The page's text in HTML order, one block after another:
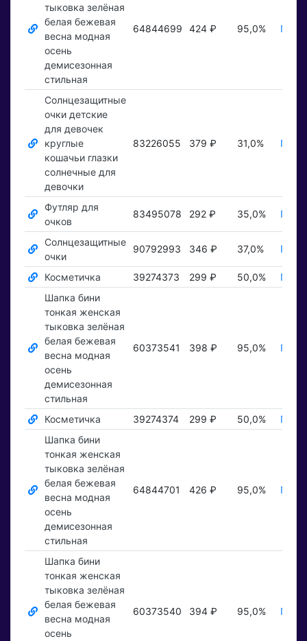
тыковка зелёная
белая бежевая
весна модная
осень
демисезонная
стильная
64844699 424 ₽ 95,0%
Солнцезащитные
очки детские
для девочек
круглые
кошачьи глазки
солнечные для
девочки
83226055 379 ₽ 31,0%
Футляр для
очков
83495078 292 ₽ 35,0%
Солнцезащитные
очки
90792993 346 ₽ 37,0%
Косметичка 39274373 299 ₽ 50,0%
Шапка бини
тонкая женская
тыковка зелёная
белая бежевая
весна модная
осень
демисезонная
стильная
60373541 398 ₽ 95,0%
Косметичка 39274374 299 ₽ 50,0%
Шапка бини
тонкая женская
тыковка зелёная
белая бежевая
весна модная
осень
демисезонная
стильная
64844701 426 ₽ 95,0%
Шапка бини
тонкая женская
тыковка зелёная
белая бежевая
весна модная
осень
60373540 394 ₽ 95,0%